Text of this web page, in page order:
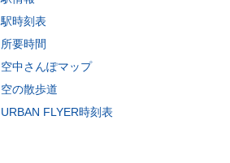
駅時刻表
所要時間
空中さんぽマップ
空の散歩道
URBAN FLYER時刻表